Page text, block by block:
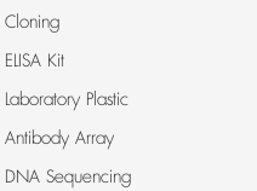
Cloning
ELISA Kit
Laboratory Plastic
Antibody Array
DNA Sequencing